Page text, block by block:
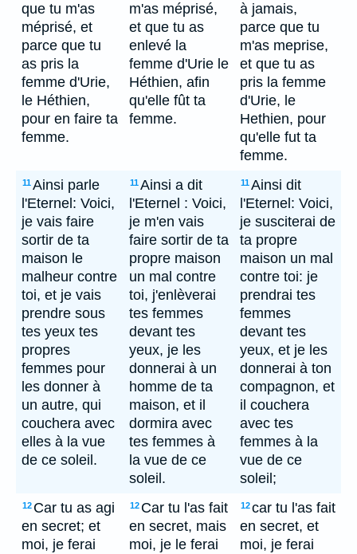
que tu m'as
méprisé, et
parce que tu
as pris la
femme d'Urie,
le Héthien,
pour en faire ta
femme.
m'as méprisé,
et que tu as
enlevé la
femme d'Urie le
Héthien, afin
qu'elle fût ta
femme.
à jamais,
parce que tu
m'as meprise,
et que tu as
pris la femme
d'Urie, le
Hethien, pour
qu'elle fut ta
femme.
11Ainsi parle
l'Eternel: Voici,
je vais faire
sortir de ta
maison le
malheur contre
toi, et je vais
prendre sous
tes yeux tes
propres
femmes pour
les donner à
un autre, qui
couchera avec
elles à la vue
de ce soleil.
11Ainsi a dit
l'Eternel : Voici,
je m'en vais
faire sortir de ta
propre maison
un mal contre
toi, j'enlèverai
tes femmes
devant tes
yeux, je les
donnerai à un
homme de ta
maison, et il
dormira avec
tes femmes à
la vue de ce
soleil.
11Ainsi dit
l'Eternel: Voici,
je susciterai de
ta propre
maison un mal
contre toi: je
prendrai tes
femmes
devant tes
yeux, et je les
donnerai à ton
compagnon, et
il couchera
avec tes
femmes à la
vue de ce
soleil;
12 Car tu as agi
en secret; et
moi, je ferai
12 Car tu l'as fait
en secret, mais
moi, je le ferai
12car tu l'as fait
en secret, et
moi, je ferai